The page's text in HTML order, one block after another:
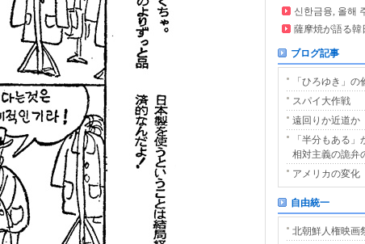
신한금융, 올해
薩摩焼が語る韓
ブログ記事
「ひろゆき」
スパイ大作戦
遠回りか近道か
「半分もある
相対主義の詭
アメリカの変化
自由統一
北朝鮮人権映画